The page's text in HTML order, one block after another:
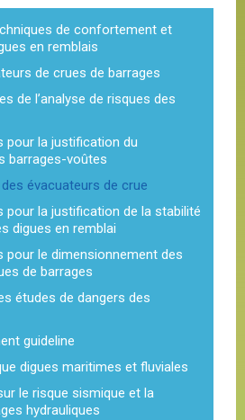
de confortement et
en remblais
de crues de barrages
de l’analyse de risques des
pour la justification du
barrages-voûtes
évacuateurs de crue
pour la justification de la stabilité
digues en remblai
pour le dimensionnement des
de barrages
études de dangers des
guideline
digues maritimes et fluviales
le risque sismique et la
hydrauliques